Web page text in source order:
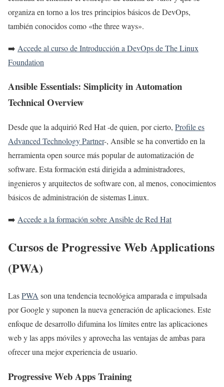
organiza en torno a los tres principios básicos de DevOps,
también conocidos como «the three ways».
➡️ Accede al curso de Introducción a DevOps de The Linux
Foundation
Ansible Essentials: Simplicity in Automation
Technical Overview
Desde que la adquirió Red Hat -de quien, por cierto, Profile es
Advanced Technology Partner-, Ansible se ha convertido en la
herramienta open source más popular de automatización de
software. Esta formación está dirigida a administradores,
ingenieros y arquitectos de software con, al menos, conocimientos
básicos de administración de sistemas Linux.
➡️ Accede a la formación sobre Ansible de Red Hat
Cursos de Progressive Web Applications
(PWA)
LasPWA son una tendencia tecnológica amparada e impulsada
por Google y suponen la nueva generación de aplicaciones. Este
enfoque de desarrollo difumina los límites entre las aplicaciones
web y las apps móviles y aprovecha las ventajas de ambas para
ofrecer una mejor experiencia de usuario.
Progressive Web Apps Training